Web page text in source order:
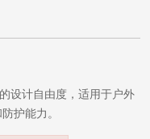
设计自由度，适用于户外
护能力。